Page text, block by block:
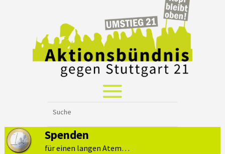
Spenden
für einen langen Atem…